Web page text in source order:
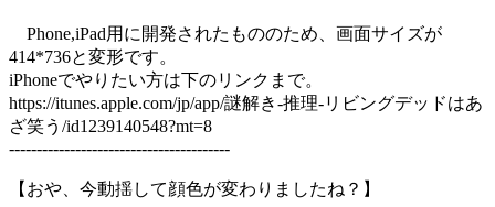
Phone,iPad用に開発されたもののため、画面サイズが
414*736と変形です。
iPhoneでやりたい方は下のリンクまで。
https://itunes.apple.com/jp/app/謎解き-推理-リビングデッドはあ
ざ笑う/id1239140548?mt=8
----------------------------------------
【おや、今動揺して顔色が変わりましたね？】